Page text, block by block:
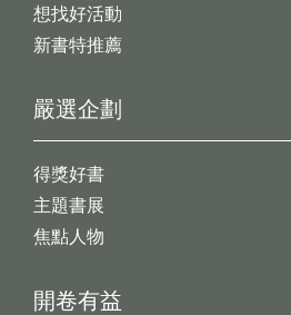
想找好活動
新書特推薦
開卷有益
嚴選企劃
得獎好書
主題書展
焦點人物